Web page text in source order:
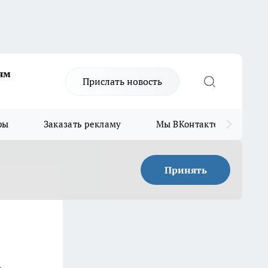
Прислать новость
Заказать рекламу Мы ВКонтакте
Принять